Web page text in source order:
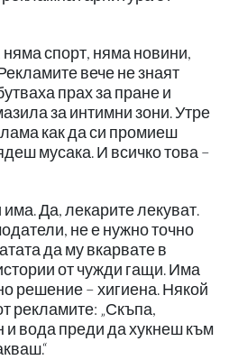
спорт, няма новини,
вече не знаят
прах за пране и
за интимни зони. Утре
как да си промиеш
мусака. И всичко това –
Да, лекарите лекуват.
не е нужно точно
да му вкарвате в
от чужди гащи. Има
решение – хигиена. Някой
рекламите: „Скъпа,
и вода преди да хукнеш към